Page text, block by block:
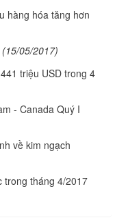
hàng hóa tăng hơn
(15/05/2017)
triệu USD trong 4
- Canada Quý I
về kim ngạch
trong tháng 4/2017